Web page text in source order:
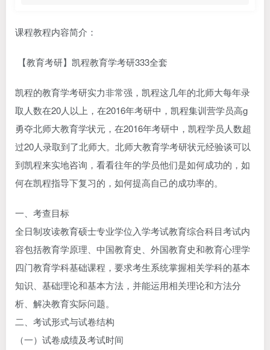
课程教程内容简介：
【教育考研】凯程教育学考研333全套
凯程的教育学考研实力非常强，凯程这几年的北师大每年录
取人数在20人以上，在2016年考研中，凯程集训营学员高g
勇夺北师大教育学状元，在2016年考研中，凯程学员人数超
过20人录取到了北师大。北师大教育学考研状元经验谈可以
到凯程来实地咨询，看看往年的学员他们是如何成功的，如
何在凯程指导下复习的，如何提高自己的成功率的。
一、考查目标
全日制攻读教育硕士专业学位入学考试教育综合科目考试内
容包括教育学原理、中国教育史、外国教育史和教育心理学
四门教育学科基础课程，要求考生系统掌握相关学科的基本
知识、基础理论和基本方法，并能运用相关理论和方法分
析、解决教育实际问题。
二、考试形式与试卷结构
（一）试卷成绩及考试时间